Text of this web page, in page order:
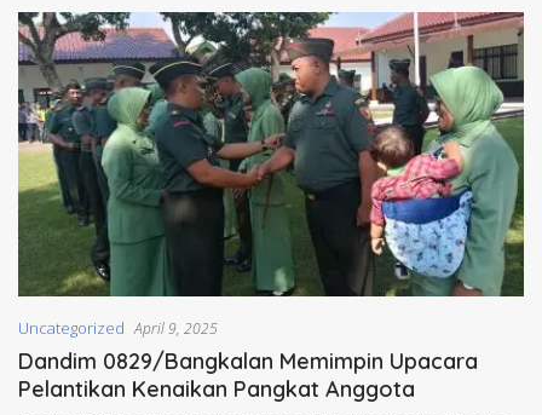
Uncategorized April 9, 2025
Dandim 0829/Bangkalan Memimpin Upacara
Pelantikan Kenaikan Pangkat Anggota